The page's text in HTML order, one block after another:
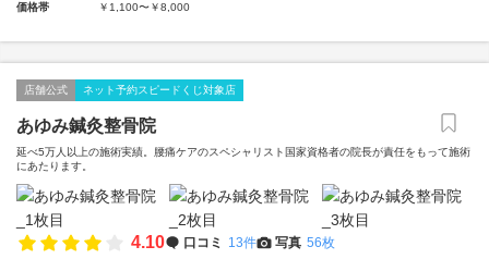
価格帯
￥1,100〜￥8,000
店舗公式 ネット予約スピードくじ対象店
あゆみ鍼灸整骨院
延べ5万人以上の施術実績。腰痛ケアのスペシャリスト国家資格者の院長が責任をもって施術
にあたります。
4.10 口コミ 13件 写真 56枚